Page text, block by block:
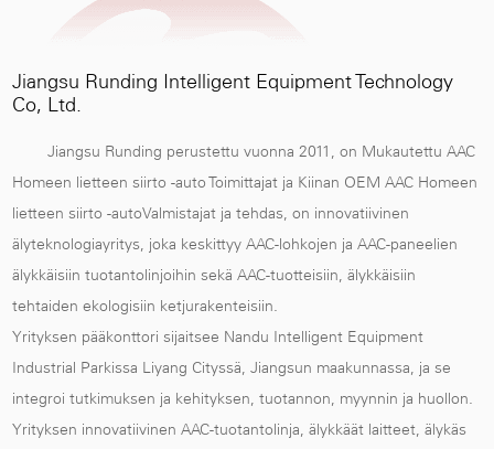
Jiangsu Runding Intelligent Equipment Technology
Co, Ltd.
Jiangsu Runding perustettu vuonna 2011, on Mukautettu AAC
Homeen lietteen siirto -auto Toimittajat ja Kiinan OEM AAC Homeen
lietteen siirto -autoValmistajat ja tehdas, on innovatiivinen
älyteknologiayritys, joka keskittyy AAC-lohkojen ja AAC-paneelien
älykkäisiin tuotantolinjoihin sekä AAC-tuotteisiin, älykkäisiin
tehtaiden ekologisiin ketjurakenteisiin.
Yrityksen pääkonttori sijaitsee Nandu Intelligent Equipment
Industrial Parkissa Liyang Cityssä, Jiangsun maakunnassa, ja se
integroi tutkimuksen ja kehityksen, tuotannon, myynnin ja huollon.
Yrityksen innovatiivinen AAC-tuotantolinja, älykkäät laitteet, älykäs